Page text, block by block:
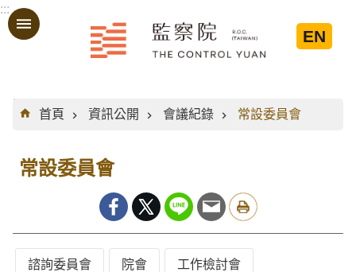
跳到主要內容區塊
:::
EN
:::
首頁
資訊公開 會議紀錄 常設委員會
常設委員會
諮詢委員會 院會 工作檢討會